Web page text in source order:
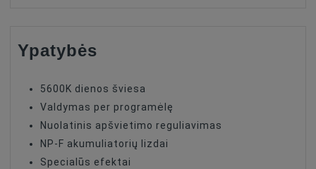
Type Of Product
Ypatybės
5600K dienos šviesa
Valdymas per programėlę
Nuolatinis apšvietimo reguliavimas
NP-F akumuliatorių lizdai
Specialūs efektai